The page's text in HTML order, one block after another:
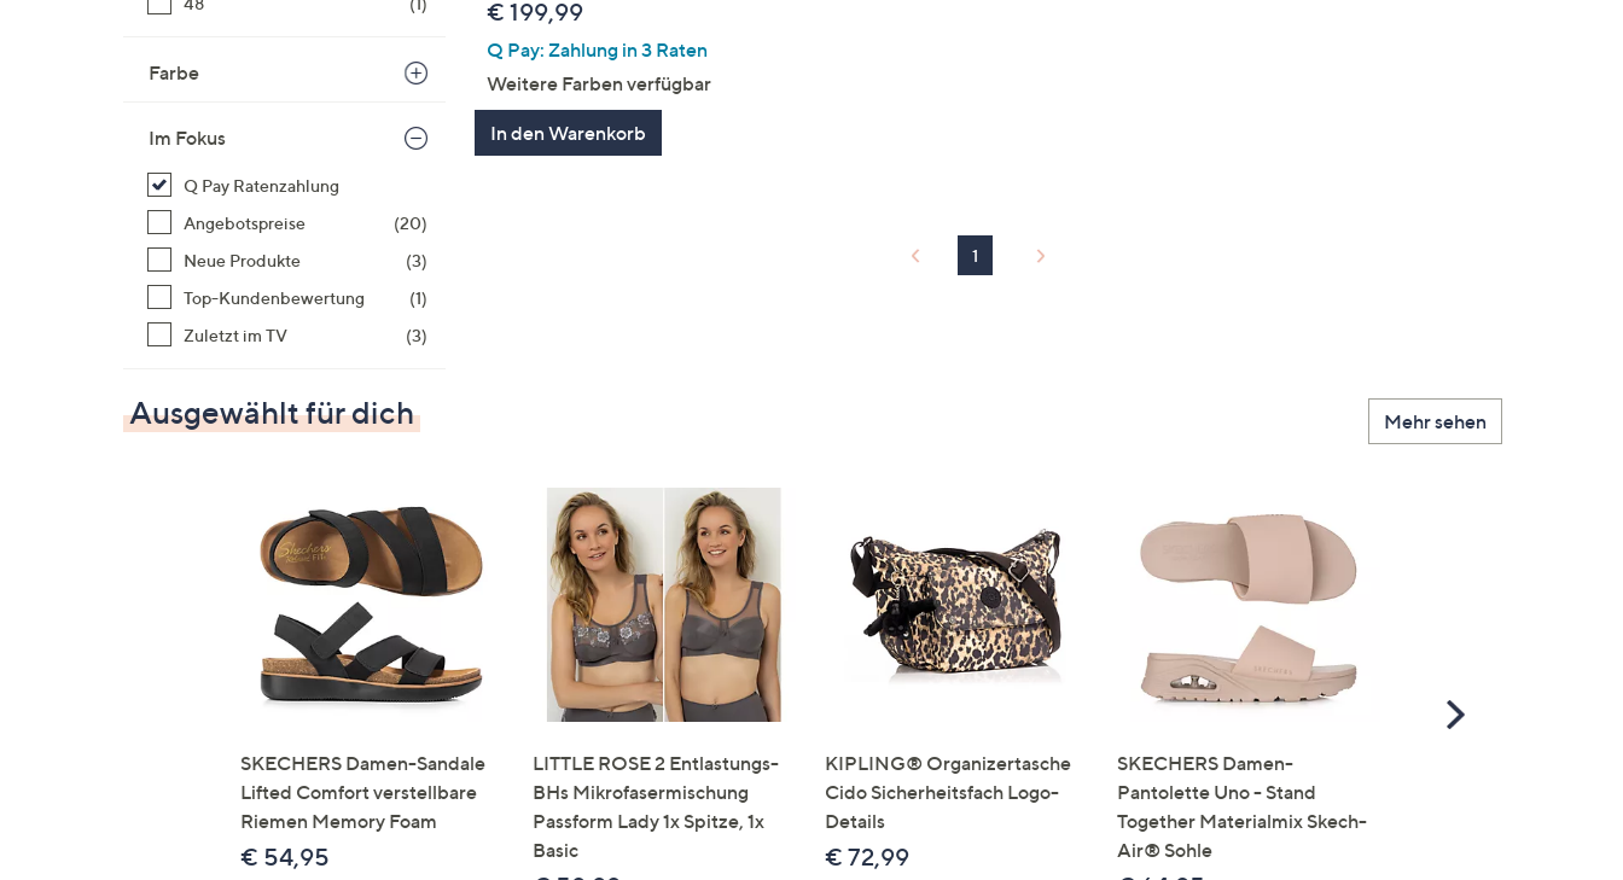
Farbe
Im Fokus
Q Pay Ratenzahlung
Angebotspreise
(20)
Neue Produkte
(3)
Top-Kundenbewertung
(1)
Zuletzt im TV
(3)
€ 199,99
Q Pay: Zahlung in 3 Raten
Weitere Farben verfügbar
In den Warenkorb
1
Ausgewählt für dich Mehr sehen
SKECHERS Damen-Sandale
Lifted Comfort verstellbare
Riemen Memory Foam
€ 54,95
LITTLE ROSE 2 Entlastungs-
BHs Mikrofasermischung
Passform Lady 1x Spitze, 1x
Basic
KIPLING® Organizertasche
Cido Sicherheitsfach Logo-
Details
€ 72,99
SKECHERS Damen-
Pantolette Uno - Stand
Together Materialmix Skech-
Air® Sohle
Scroll